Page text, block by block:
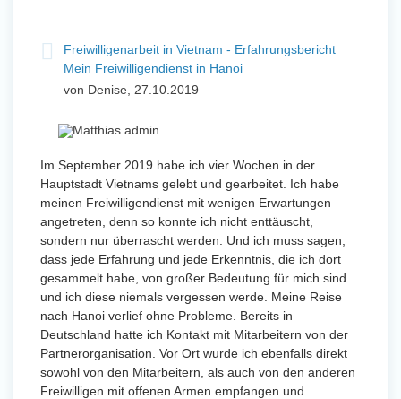
Freiwilligenarbeit in Vietnam - Erfahrungsbericht
Mein Freiwilligendienst in Hanoi
von Denise, 27.10.2019
Im September 2019 habe ich vier Wochen in der
Hauptstadt Vietnams gelebt und gearbeitet. Ich habe
meinen Freiwilligendienst mit wenigen Erwartungen
angetreten, denn so konnte ich nicht enttäuscht,
sondern nur überrascht werden. Und ich muss sagen,
dass jede Erfahrung und jede Erkenntnis, die ich dort
gesammelt habe, von großer Bedeutung für mich sind
und ich diese niemals vergessen werde. Meine Reise
nach Hanoi verlief ohne Probleme. Bereits in
Deutschland hatte ich Kontakt mit Mitarbeitern von der
Partnerorganisation. Vor Ort wurde ich ebenfalls direkt
sowohl von den Mitarbeitern, als auch von den anderen
Freiwilligen mit offenen Armen empfangen und